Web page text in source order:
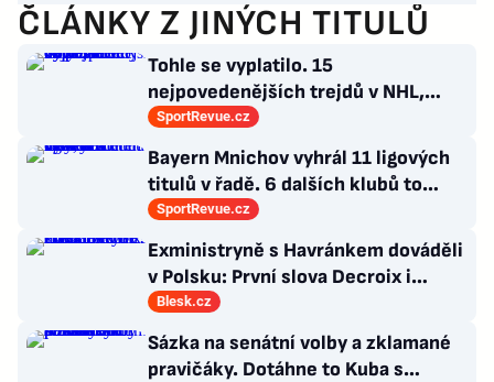
ČLÁNKY Z JINÝCH TITULŮ
Tohle se vyplatilo. 15
nejpovedenějších trejdů v NHL,
které byly upečeny na poslední
SportRevue.cz
Bayern Mnichov vyhrál 11 ligových
titulů v řadě. 6 dalších klubů to
zvládlo také, některé i víckrát
SportRevue.cz
Exministryně s Havránkem dováděli
v Polsku: První slova Decroix i
Havránkové!
Blesk.cz
Sázka na senátní volby a zklamané
pravičáky. Dotáhne to Kuba s